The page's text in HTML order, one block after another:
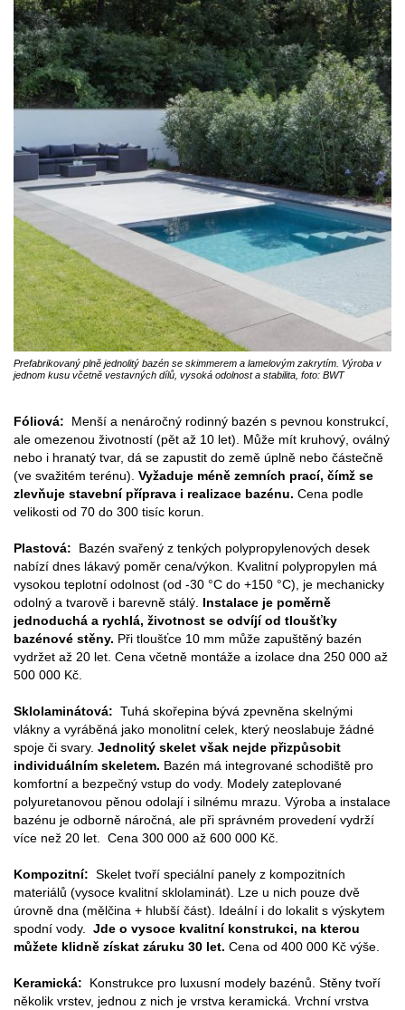
Prefabrikovaný plně jednolitý bazén se skimmerem a lamelovým zakrytím. Výroba v
jednom kusu včetně vestavných dílů, vysoká odolnost a stabilita, foto: BWT
Fóliová: Menší a nenáročný rodinný bazén s pevnou konstrukcí,
ale omezenou životností (pět až 10 let). Může mít kruhový, oválný
nebo i hranatý tvar, dá se zapustit do země úplně nebo částečně
(ve svažitém terénu). Vyžaduje méně zemních prací, čímž se
zlevňuje stavební příprava i realizace bazénu. Cena podle
velikosti od 70 do 300 tisíc korun.
Plastová: Bazén svařený z tenkých polypropylenových desek
nabízí dnes lákavý poměr cena/výkon. Kvalitní polypropylen má
vysokou teplotní odolnost (od -30 °C do +150 °C), je mechanicky
odolný a tvarově i barevně stálý. Instalace je poměrně
jednoduchá a rychlá, životnost se odvíjí od tloušťky
bazénové stěny. Při tloušťce 10 mm může zapuštěný bazén
vydržet až 20 let. Cena včetně montáže a izolace dna 250 000 až
500 000 Kč.
Sklolaminátová: Tuhá skořepina bývá zpevněna skelnými
vlákny a vyráběná jako monolitní celek, který neoslabuje žádné
spoje či svary. Jednolitý skelet však nejde přizpůsobit
individuálním skeletem. Bazén má integrované schodiště pro
komfortní a bezpečný vstup do vody. Modely zateplované
polyuretanovou pěnou odolají i silnému mrazu. Výroba a instalace
bazénu je odborně náročná, ale při správném provedení vydrží
více než 20 let. Cena 300 000 až 600 000 Kč.
Kompozitní: Skelet tvoří speciální panely z kompozitních
materiálů (vysoce kvalitní sklolaminát). Lze u nich pouze dvě
úrovně dna (mělčina + hlubší část). Ideální i do lokalit s výskytem
spodní vody. Jde o vysoce kvalitní konstrukci, na kterou
můžete klidně získat záruku 30 let. Cena od 400 000 Kč výše.
Keramická: Konstrukce pro luxusní modely bazénů. Stěny tvoří
několik vrstev, jednou z nich je vrstva keramická. Vrchní vrstva